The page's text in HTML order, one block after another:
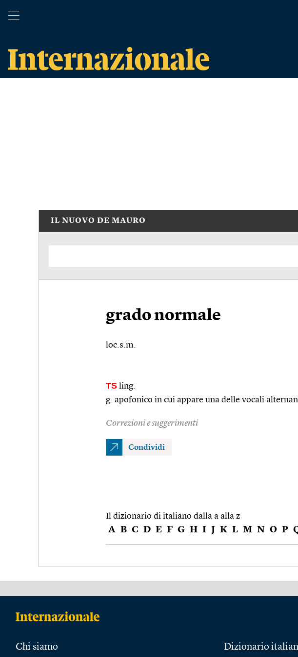
IL NUOVO DE MAURO
grado normale
loc.s.m.
TS ling.
g. apofonico in cui appare una delle vocali
Correzioni e suggerimenti
Condividi
Il dizionario di italiano dalla a alla z
A B C D E F G H I J K L M N O P
Chi siamo Dizionario